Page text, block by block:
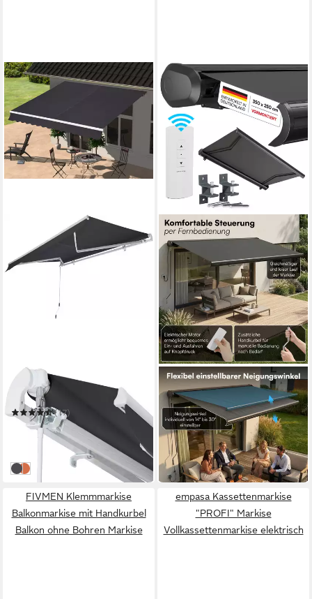
KONIFERA
Gelenkarmmarkise Cadaqués
(17)
178,99 € UVP354,94 €
lieferbar in 8 Wochen
anthrazit
orange-braun
STEELSØN
Kassettenmarkise Kestria,
elektrische
Vollkassettenmarkise
vormontiert
779,99 €
in 6-7 Werktagen bei dir
FIVMEN Klemmmarkise
Balkonmarkise mit Handkurbel
Balkon ohne Bohren Markise
empasa Kassettenmarkise
"PROFI" Markise
Vollkassettenmarkise elektrisch